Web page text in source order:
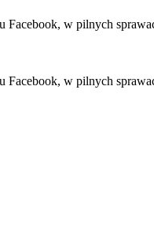
w pilnych
w pilnych